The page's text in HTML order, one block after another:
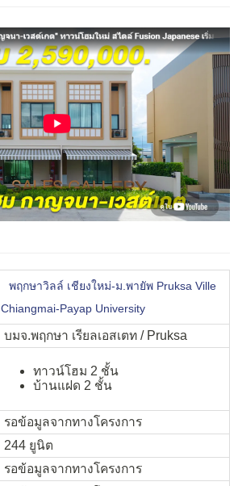
พฤกษาวิลล์ เชียงใหม่-ม.พายัพ Pruksa Ville
Chiangmai-Payap University
บมจ.พฤกษา เรียลเอสเตท / Pruksa
ทาวน์โฮม 2 ชั้น
บ้านแฝด 2 ชั้น
รอข้อมูลจากทางโครงการ
244 ยูนิต
รอข้อมูลจากทางโครงการ